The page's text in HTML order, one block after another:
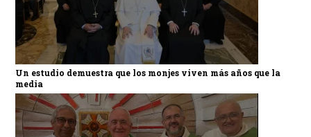
Un estudio demuestra que los monjes viven más años que la
media